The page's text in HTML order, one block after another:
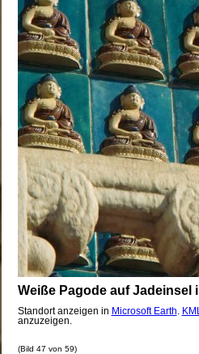
Weiße Pagode auf Jadeinsel
Standort anzeigen in Microsoft Earth
anzuzeigen.
(Bild 47 von 59)